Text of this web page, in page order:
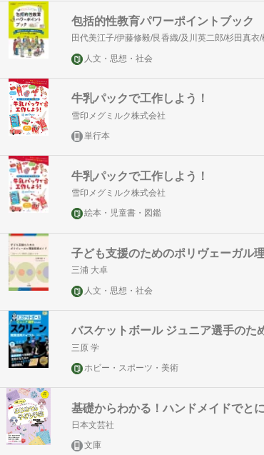
包括的性教育パワーポイントブック
田代美江子/伊藤修毅/艮香織/及川英二郎/杉田真衣
人文・思想・社会
牛乳パックで工作しよう！
雪印メグミルク株式会社
単行本
牛乳パックで工作しよう！
雪印メグミルク株式会社
絵本・児童書・図鑑
子ども支援のためのポリヴェーガル
三浦 大卓
人文・思想・社会
バスケットボール ジュニア選手のた
三原 学
ホビー・スポーツ・美術
基礎からわかる！ハンドメイドでと
日本文芸社
文庫